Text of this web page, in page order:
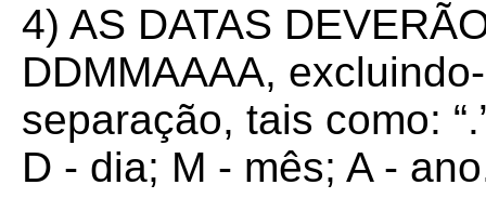
4) AS DATAS
DDMMAAAA,
separação, tais como:
D - dia; M - mês; A -